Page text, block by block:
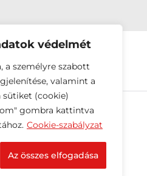
védelmét
a személyre szabott
valamint a
sütiket (cookie)
gombra kattintva
Cookie-szabályzat
Az összes elfogadása